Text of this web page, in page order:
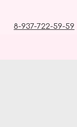
8-937-722-59-59